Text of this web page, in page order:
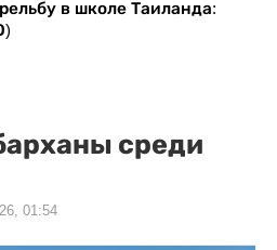
в школе Таиланда:
среди
01:54